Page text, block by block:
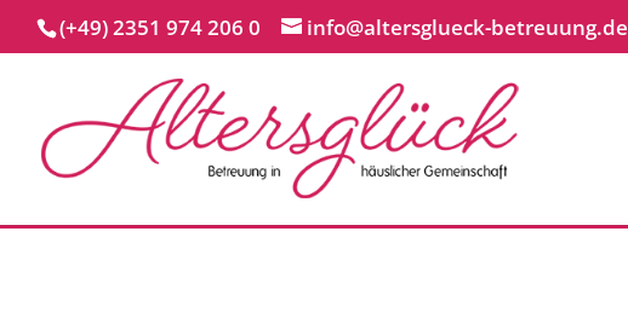
(+49) 2351 974 206 0 info@altersglueck-betreuung.de